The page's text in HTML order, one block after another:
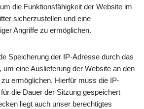
die Funktionsfähigkeit der Website im
sicherzustellen und eine
Angriffe zu ermöglichen.
Speicherung der IP-Adresse durch das
eine Auslieferung der Website an den
ermöglichen. Hierfür muss die IP-
die Dauer der Sitzung gespeichert
liegt auch unser berechtigtes